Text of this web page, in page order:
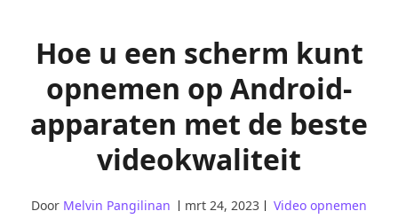
Hoe u een scherm kunt
opnemen op Android-
apparaten met de beste
videokwaliteit
Door Melvin Pangilinan mrt 24, 2023 Video opnemen